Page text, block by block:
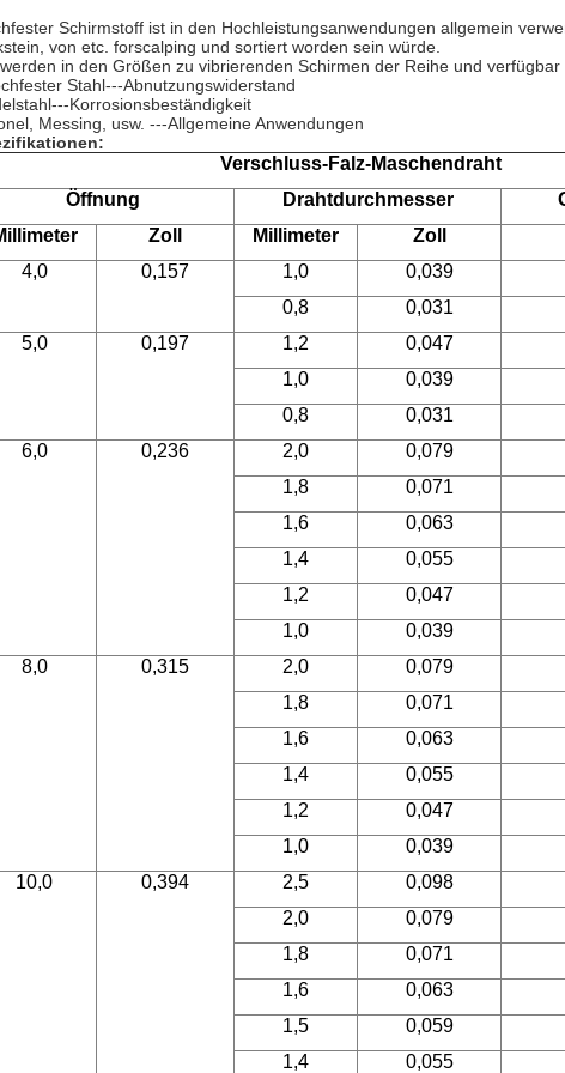
Schirmstoff ist in den Hochleistungsanwendungen allgemein
von etc. forscalping und sortiert worden sein würde.
in den Größen zu vibrierenden Schirmen der Reihe und
Stahl---Abnutzungswiderstand
Korrosionsbeständigkeit
Messing, usw. ---Allgemeine Anwendungen
Verschluss-Falz-Maschendraht
Öffnung
Drahtdurchmesser
Zoll Millimeter Zoll
4,0
0,157 1,0 0,039
0,8
0,031
5,0
0,197 1,2 0,047
1,0
0,039
0,8
0,031
6,0
0,236 2,0 0,079
1,8
0,071
1,6
0,063
1,4
0,055
1,2
0,047
1,0
0,039
8,0
0,315 2,0 0,079
1,8
0,071
1,6
0,063
1,4
0,055
1,2
0,047
1,0
0,039
10,0
0,394 2,5 0,098
2,0
0,079
1,8
0,071
1,6
0,063
1,5
0,059
1,4
0,055